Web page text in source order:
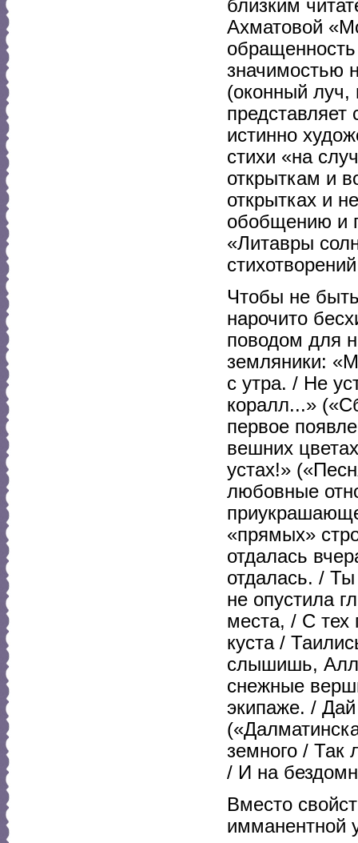
близким
Ахматовой
значимостью
(оконный луч,
представляет
истинно
стихи «на
открыткам и
открытках и
обобщению и
«Литавры
Чтобы не
нарочито
поводом для
земляники:
с утра. / Не
коралл...»
первое
вешних
устах!»
любовные
«прямых»
отдалась
отдалась. /
не опустила
места, / С тех
куста /
слышишь,
снежные
экипаже. /
земного / Так
/ И на
Вместо
имманентной